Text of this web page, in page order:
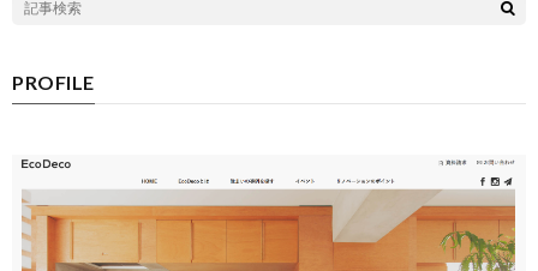
PROFILE